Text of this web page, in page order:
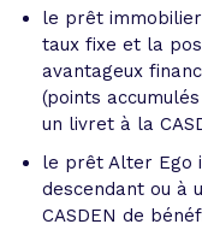
le prêt
taux fixe et la
avantageux
(points
un livret à la
le prêt Alter Ego
descendant ou à
CASDEN de